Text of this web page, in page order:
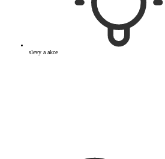
slevy a akce